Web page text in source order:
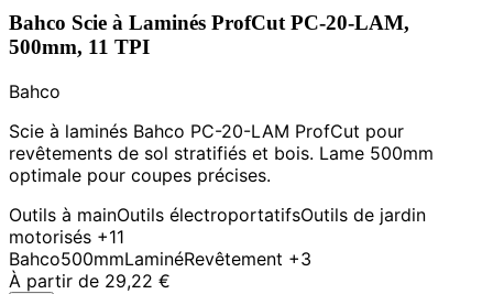
Bahco Scie à Laminés ProfCut PC-20-LAM,
500mm, 11 TPI
Bahco
Scie à laminés Bahco PC-20-LAM ProfCut pour
revêtements de sol stratifiés et bois. Lame 500mm
optimale pour coupes précises.
Outils à mainOutils électroportatifsOutils de jardin
motorisés +11
Bahco500mmLaminéRevêtement +3
À partir de 29,22 €